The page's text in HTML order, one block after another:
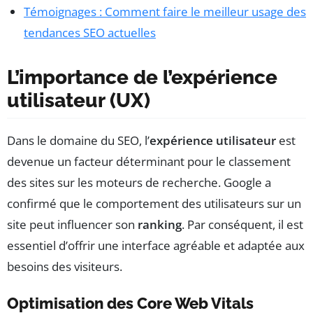
Témoignages : Comment faire le meilleur usage des
tendances SEO actuelles
L’importance de l’expérience
utilisateur (UX)
Dans le domaine du SEO, l’expérience utilisateur est
devenue un facteur déterminant pour le classement
des sites sur les moteurs de recherche. Google a
confirmé que le comportement des utilisateurs sur un
site peut influencer son ranking. Par conséquent, il est
essentiel d’offrir une interface agréable et adaptée aux
besoins des visiteurs.
Optimisation des Core Web Vitals